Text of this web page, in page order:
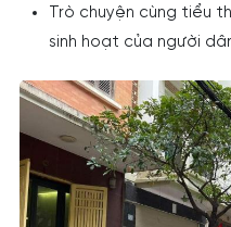
Trò chuyện cùng tiểu
sinh hoạt của người